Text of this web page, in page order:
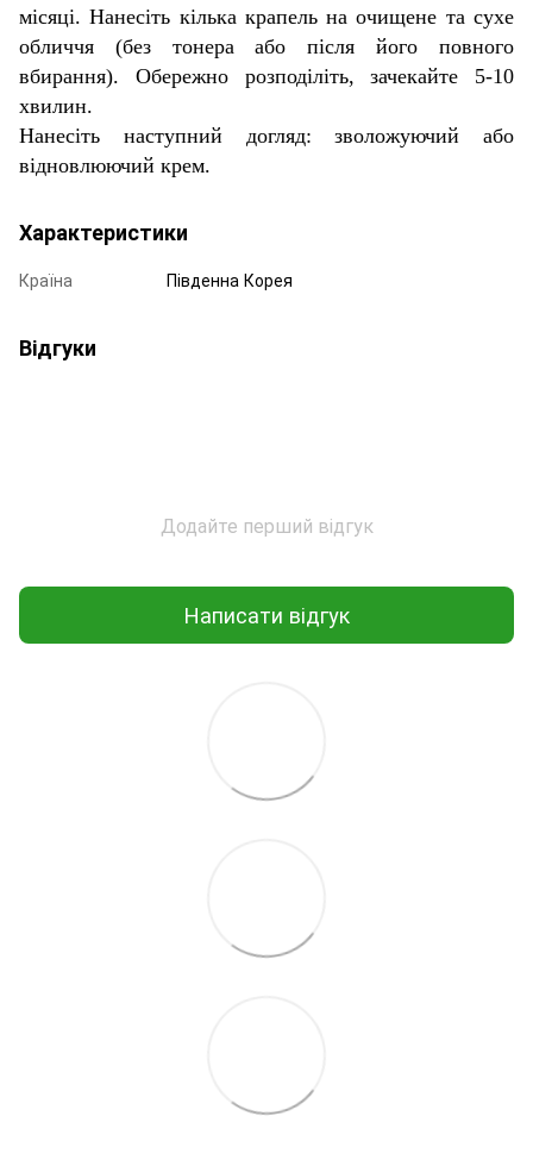
місяці. Нанесіть кілька крапель на очищене та сухе
обличчя (без тонера або після його повного
вбирання). Обережно розподіліть, зачекайте 5-10
хвилин.
Нанесіть наступний догляд: зволожуючий або
відновлюючий крем.
Характеристики
Країна Південна Корея
Відгуки
Додайте перший відгук
Написати відгук